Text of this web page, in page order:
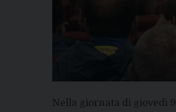
Nella giornata di giovedì